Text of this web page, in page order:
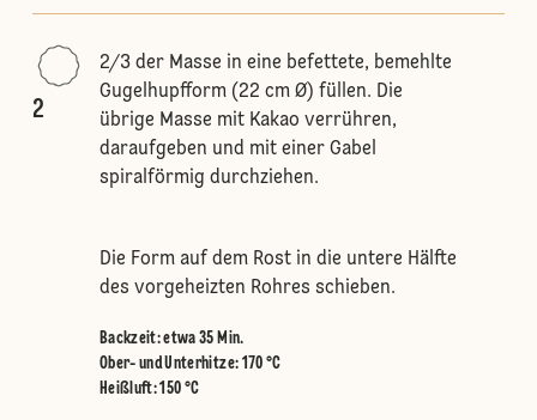
2
2/3 der Masse in eine befettete, bemehlte
Gugelhupfform (22 cm Ø) füllen. Die
übrige Masse mit Kakao verrühren,
daraufgeben und mit einer Gabel
spiralförmig durchziehen.
Die Form auf dem Rost in die untere Hälfte
des vorgeheizten Rohres schieben.
Backzeit: etwa 35 Min.
Ober- und Unterhitze: 170 °C
Heißluft:150 °C